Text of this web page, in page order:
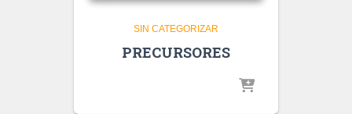
SIN CATEGORIZAR
PRECURSORES